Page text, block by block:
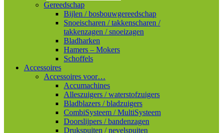
Gereedschap
Bijlen / bosbouwgereedschap
Snoeischaren / takkenscharen /
takkenzagen / snoeizagen
Bladharken
Hamers – Mokers
Schoffels
Accessoires
Accessoires voor…
Accumachines
Alleszuigers / waterstofzuigers
Bladblazers / bladzuigers
CombiSysteem / MultiSysteem
Doorslijpers / bandenzagen
Drukspuiten / nevelspuiten